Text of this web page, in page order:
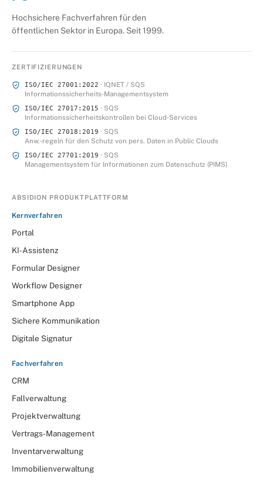
Hochsichere Fachverfahren für den
öffentlichen Sektor in Europa. Seit 1999.
ZERTIFIZIERUNGEN
ISO/IEC 27001:2022 · IQNET / SQS
Informationssicherheits‑Managementsystem
ISO/IEC 27017:2015 · SQS
Informationssicherheitskontrollen bei Cloud‑Services
ISO/IEC 27018:2019 · SQS
Anw.‑regeln für den Schutz von pers. Daten in Public Clouds
ISO/IEC 27701:2019 · SQS
Managementsystem für Informationen zum Datenschutz (PIMS)
ABSIDION PRODUKTPLATTFORM
Kernverfahren
Portal
KI‑Assistenz
Formular Designer
Workflow Designer
Smartphone App
Sichere Kommunikation
Digitale Signatur
Fachverfahren
CRM
Fallverwaltung
Projektverwaltung
Vertrags‑Management
Inventarverwaltung
Immobilienverwaltung